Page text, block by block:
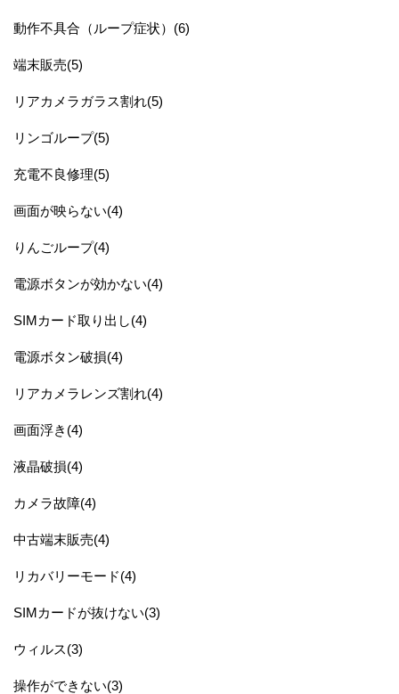
動作不具合（ループ症状）(6)
端末販売(5)
リアカメラガラス割れ(5)
リンゴループ(5)
充電不良修理(5)
画面が映らない(4)
りんごループ(4)
電源ボタンが効かない(4)
SIMカード取り出し(4)
電源ボタン破損(4)
リアカメラレンズ割れ(4)
画面浮き(4)
液晶破損(4)
カメラ故障(4)
中古端末販売(4)
リカバリーモード(4)
SIMカードが抜けない(3)
ウィルス(3)
操作ができない(3)